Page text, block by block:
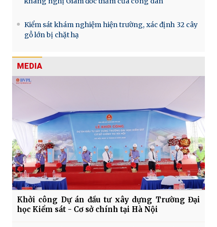
Kiểm sát khám nghiệm hiện trường, xác định 32 cây
gỗ lớn bị chặt hạ
MEDIA
Khởi công Dự án đầu tư xây dựng Trường Đại
học Kiểm sát - Cơ sở chính tại Hà Nội